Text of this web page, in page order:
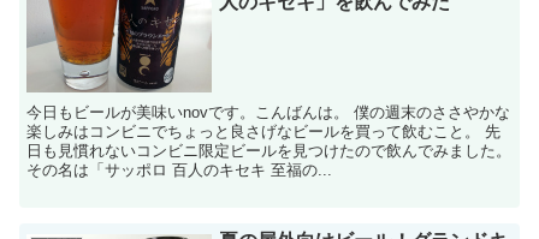
今日もビールが美味いnovです。こんばんは。 僕の週末のささやかな
楽しみはコンビニでちょっと良さげなビールを買って飲むこと。 先
日も見慣れないコンビニ限定ビールを見つけたので飲んでみました。
その名は「サッポロ 百人のキセキ 至福の...